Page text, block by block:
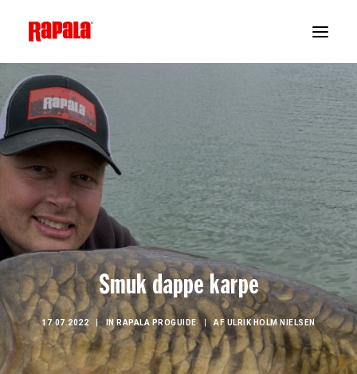
Smuk dappe karpe
17.07.2022 | INRAPALA PROGUIDE | AFULRIK HOLM NIELSEN